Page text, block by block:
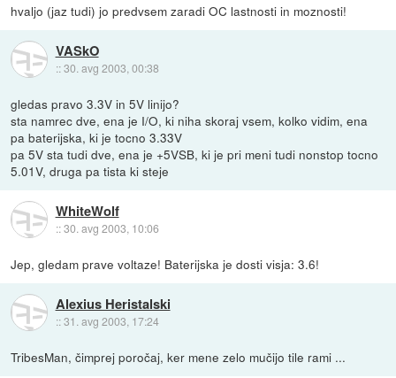
hvaljo (jaz tudi) jo predvsem zaradi OC lastnosti in moznosti!
VASkO
::30. avg 2003, 00:38
gledas pravo 3.3V in 5V linijo?
sta namrec dve, ena je I/O, ki niha skoraj vsem, kolko vidim, ena
pa baterijska, ki je tocno 3.33V
pa 5V sta tudi dve, ena je +5VSB, ki je pri meni tudi nonstop tocno
5.01V, druga pa tista ki steje
WhiteWolf
::30. avg 2003, 10:06
Jep, gledam prave voltaze! Baterijska je dosti visja: 3.6!
Alexius Heristalski
::31. avg 2003, 17:24
TribesMan, čimprej poročaj, ker mene zelo mučijo tile rami ...